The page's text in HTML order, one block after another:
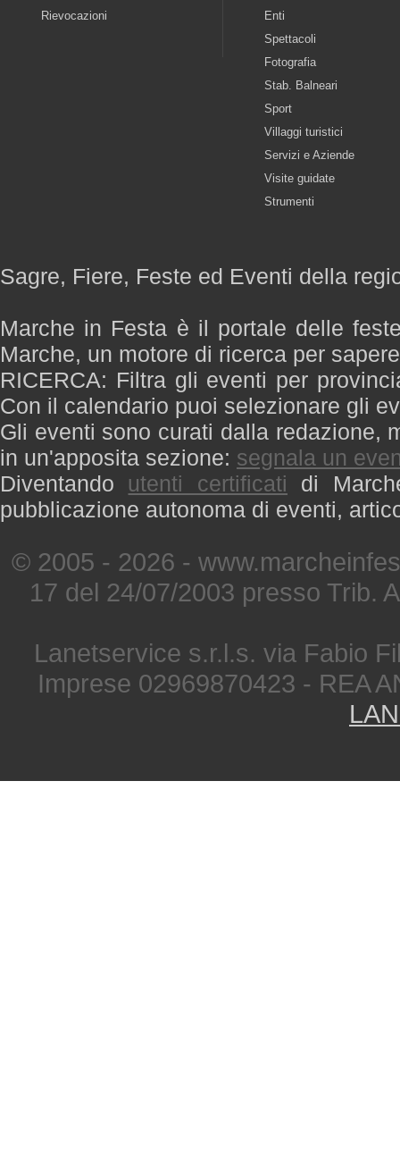
Rievocazioni
Enti
Spettacoli
Fotografia
Stab. Balneari
Sport
Villaggi turistici
Servizi e Aziende
Visite guidate
Strumenti
Sagre, Fiere, Feste ed Eventi della
Marche in Festa è il portale delle
Marche, un motore di ricerca per
RICERCA: Filtra gli eventi per
Con il calendario puoi selezionare gli
Gli eventi sono curati dalla redazione,
in un'apposita sezione: segnala un
Diventando utenti certificati di
pubblicazione autonoma di eventi,
© 2005 - 2026 -
17 del 24/07/2003 presso Trib.
Lanetservice s.r.l.s. via Fabio
Imprese 02969870423 - REA